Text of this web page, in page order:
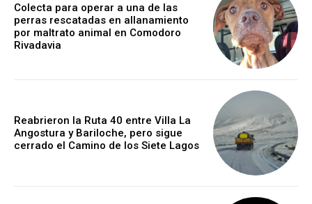
Colecta para operar a una de las
perras rescatadas en allanamiento
por maltrato animal en Comodoro
Rivadavia
Reabrieron la Ruta 40 entre Villa La
Angostura y Bariloche, pero sigue
cerrado el Camino de los Siete Lagos